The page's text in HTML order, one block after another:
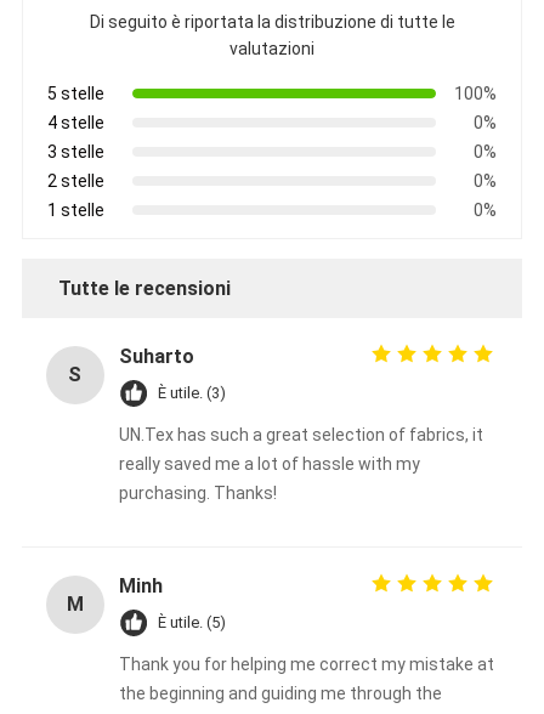
Di seguito è riportata la distribuzione di tutte le
valutazioni
5 stelle
100%
4 stelle
0%
3 stelle
0%
2 stelle
0%
1 stelle
0%
Tutte le recensioni
S
Suharto
È utile. (3)
UN.Tex has such a great selection of fabrics, it
really saved me a lot of hassle with my
purchasing. Thanks!
M
Minh
È utile. (5)
Thank you for helping me correct my mistake at
the beginning and guiding me through the